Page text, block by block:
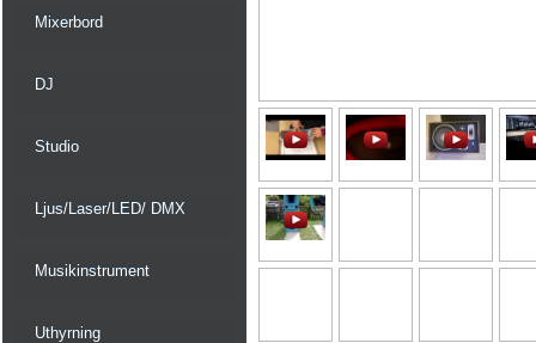
Mixerbord
DJ
Studio
Ljus/Laser/LED/ DMX
Musikinstrument
Uthyrning